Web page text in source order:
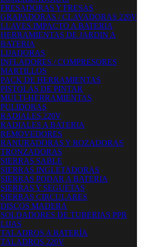
FRESADORAS Y FRESAS
GRAPADORAS / CLAVADORAS 220V
LLAVES IMPACTO A BATERIA
HERRAMIENTAS DE JARDIN A
BATERIA
LIJADORAS
INFLADORES / COMPRESORES
MARTILLOS
PACK DE HERRAMIENTAS
PISTOLAS DE PINTAR
MULTI-HERRAMIENTAS
PULIDORAS
RADIALES 220V
RADIALES A BATERIA
REMOVEDORES
RANURADORAS Y ROZADORAS
TRONZADORAS
SIERRAS SABLE
SIERRAS INGLETADORAS
SIERRAS PODAR A BATERIA
SIERRAS Y SEGUETAS
SIERRAS CIRCULARES
DISCOS MADERA
SOLDADORES DE TUBERIAS PPR
LIJAS
TALADROS A BATERÍA
TALADROS 220V